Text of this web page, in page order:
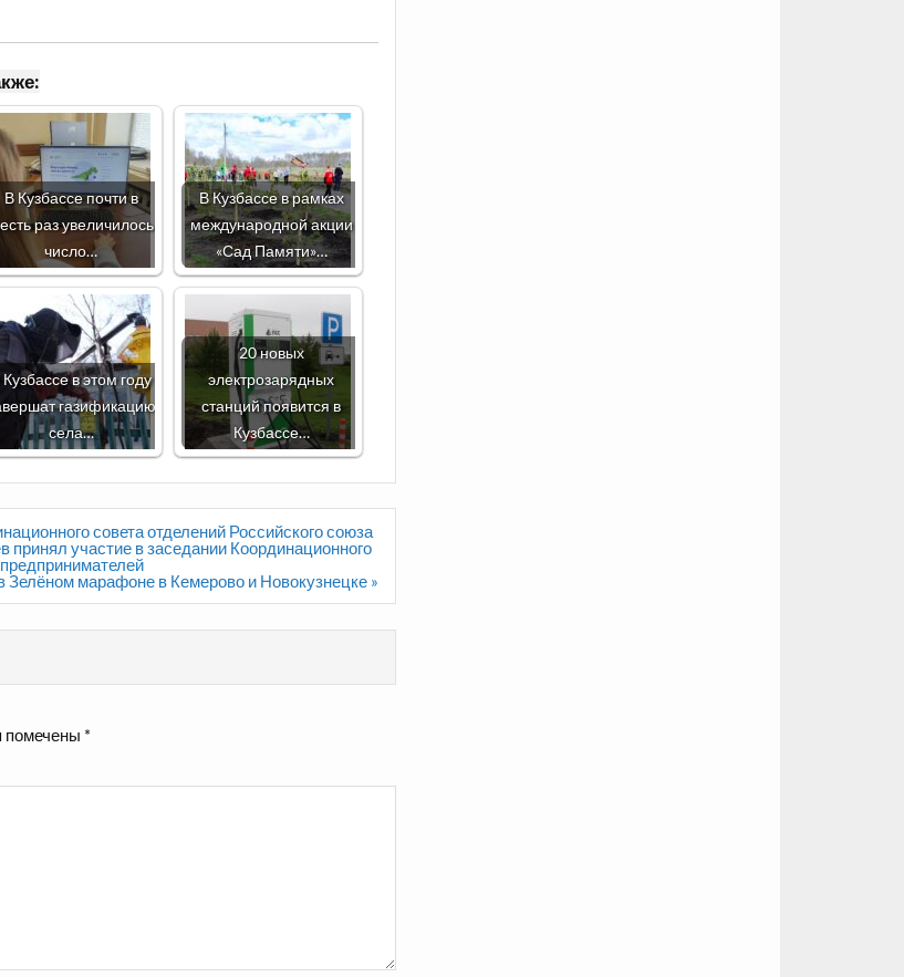
В Кузбассе почти в
раз увеличилось
число…
В Кузбассе в рамках
международной акции
«Сад Памяти»…
Кузбассе в этом году
газификацию
села…
20 новых
электрозарядных
станций появится в
Кузбассе…
совета отделений Российского союза
участие в заседании Координационного
Зелёном марафоне в Кемерово и Новокузнецке »
помечены *